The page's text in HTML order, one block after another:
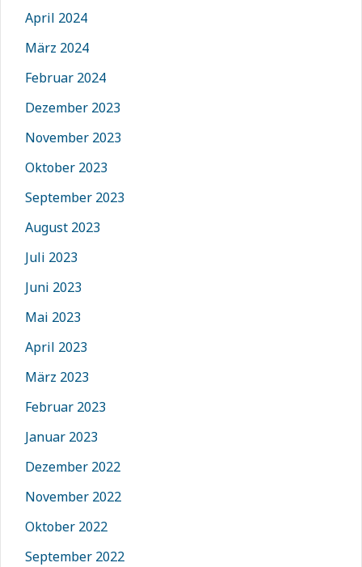
April 2024
März 2024
Februar 2024
Dezember 2023
November 2023
Oktober 2023
September 2023
August 2023
Juli 2023
Juni 2023
Mai 2023
April 2023
März 2023
Februar 2023
Januar 2023
Dezember 2022
November 2022
Oktober 2022
September 2022